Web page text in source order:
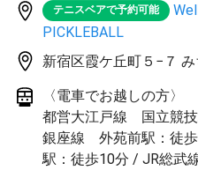
■ プログラム内容
① ピックルボールセッショ
まずはラリーやゲーム形式か
身体を動かしながら自然と
く“反応”で動くゾーンへ。
コミュニケーションもここ
テニスベアで予約可能
PICKLEBALL
新宿区霞ケ丘町５−７
〈電車でお越しの方〉
都営大江戸線 国立競
銀座線 外苑前駅：徒
駅：徒歩10分 / JR総武